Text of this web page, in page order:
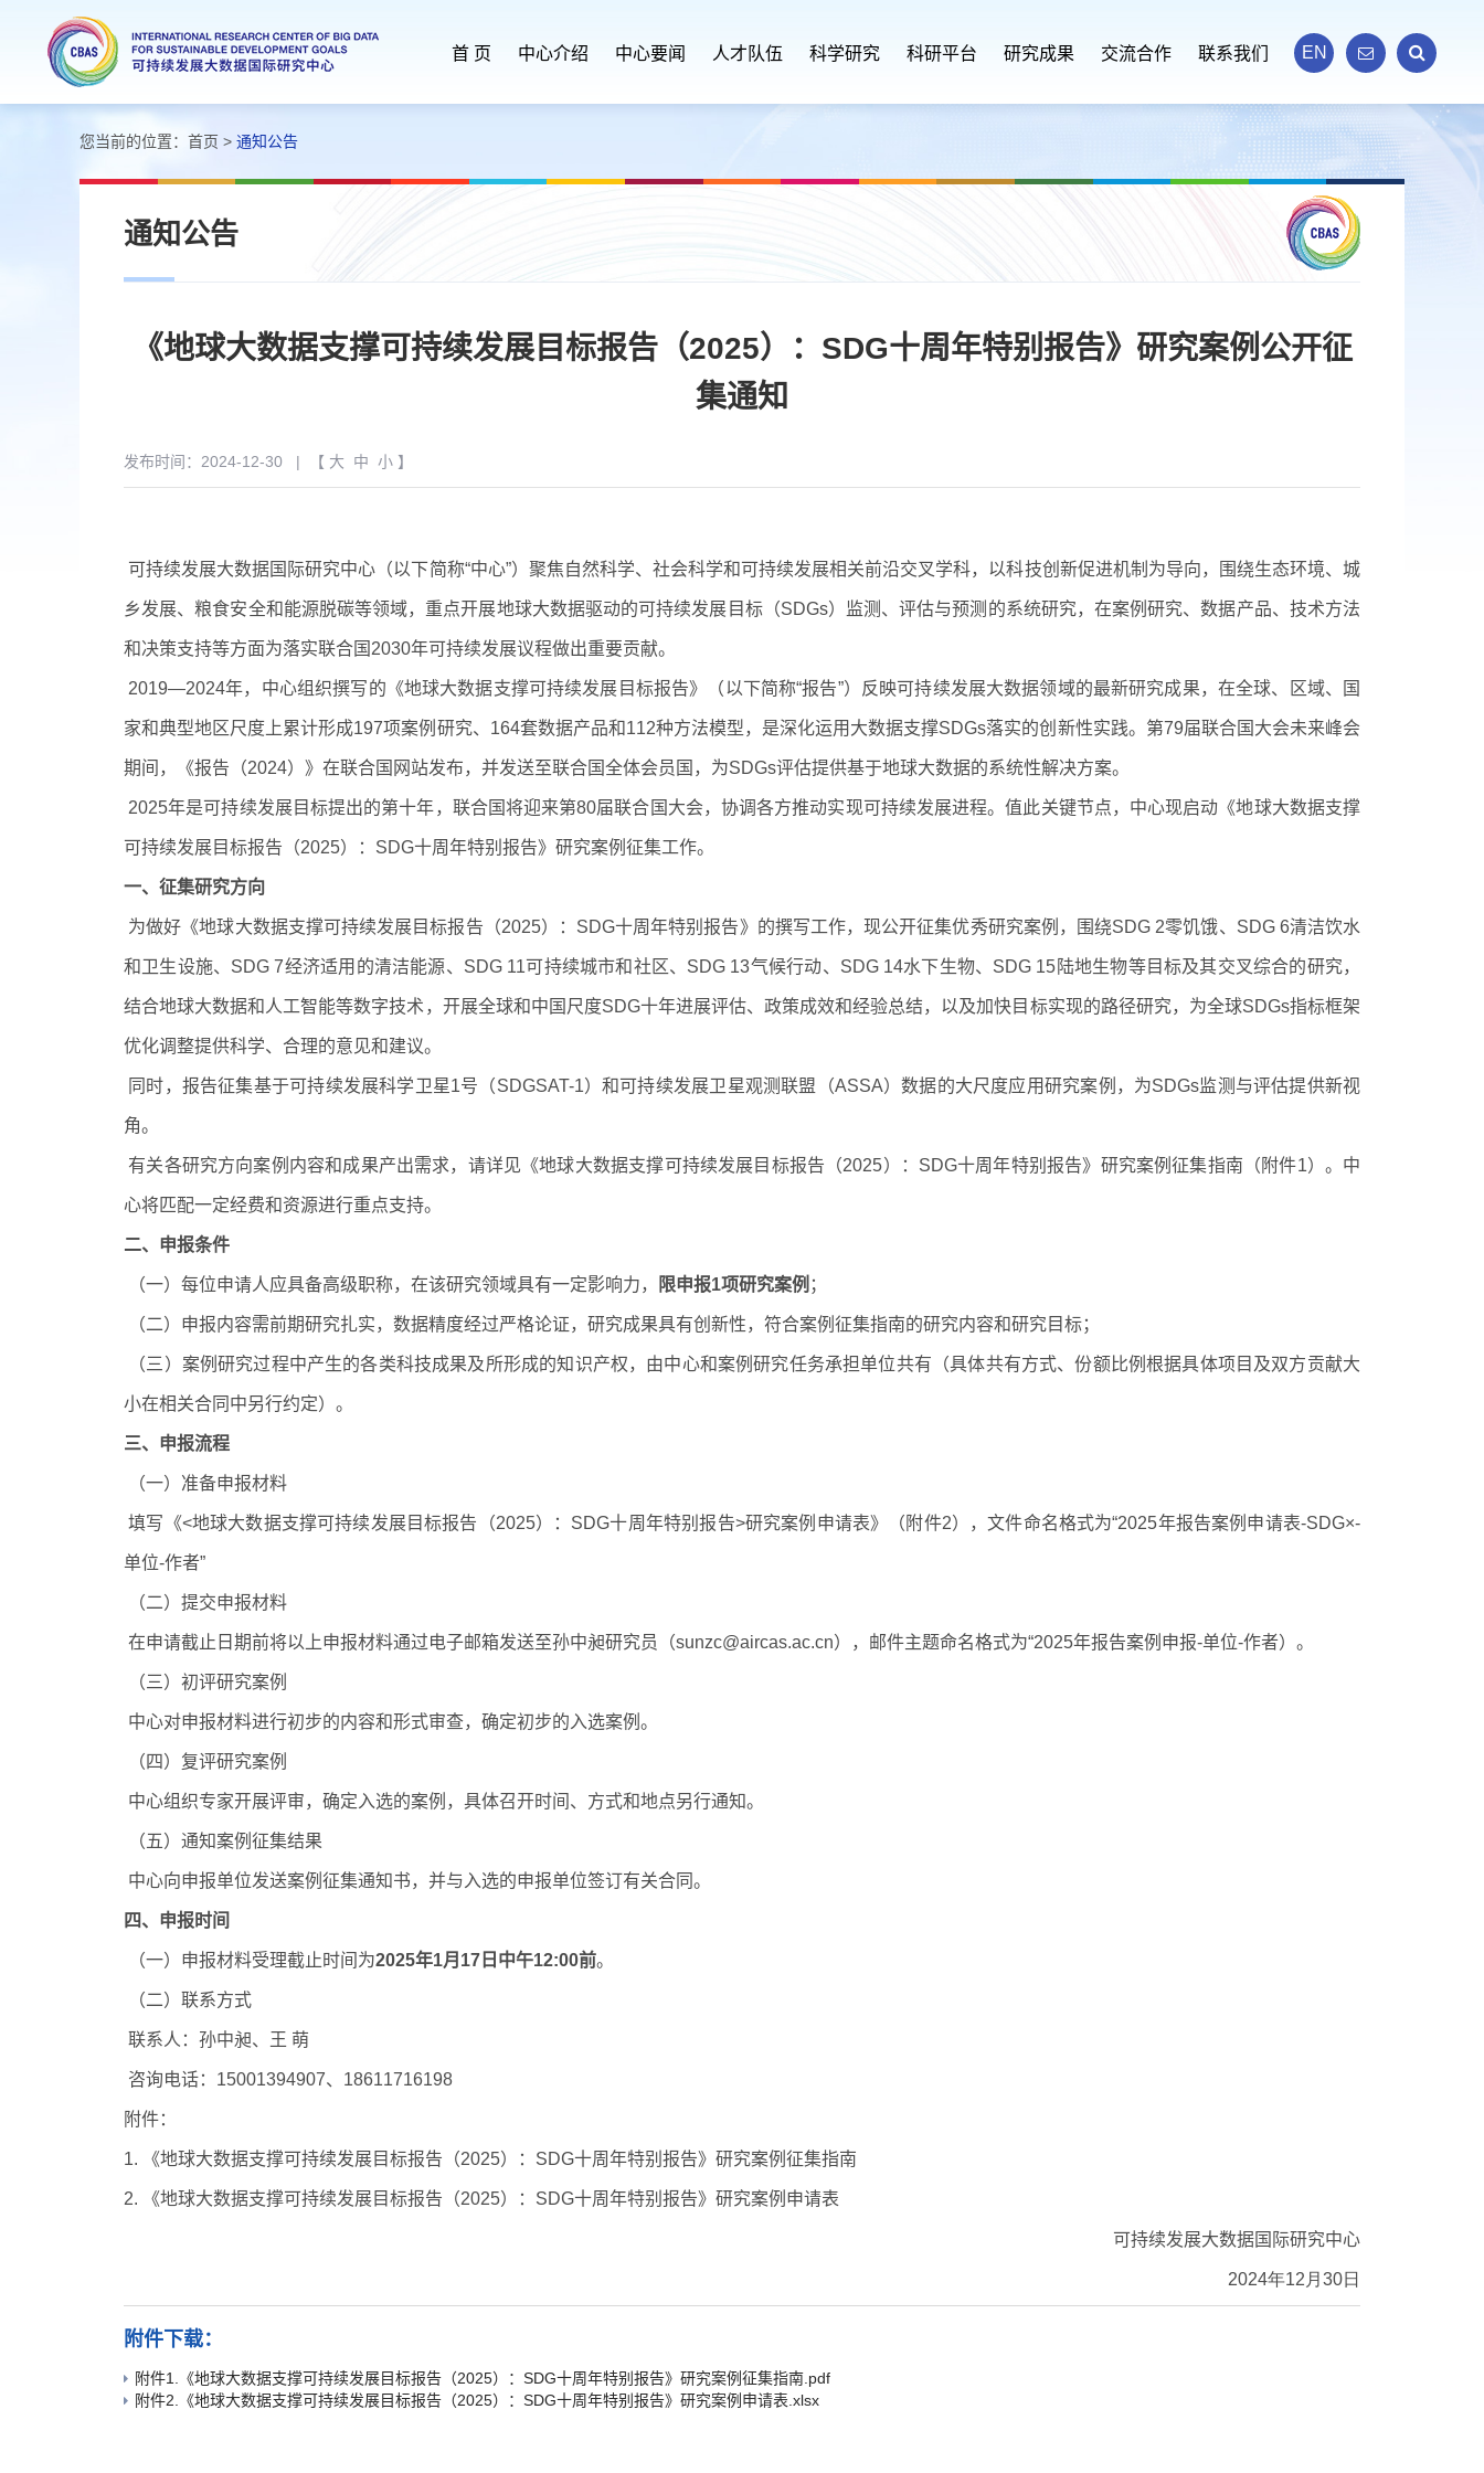
首 页 中心介绍 中心要闻 人才队伍 科学研究 科研平台 研究成果 交流合作 联系我们 EN
您当前的位置： 首页 > 通知公告
通知公告
《地球大数据支撑可持续发展目标报告（2025）：SDG十周年特别报告》研究案例公开征
集通知
发布时间：2024-12-30 | 【 大 中 小 】
可持续发展大数据国际研究中心（以下简称“中心”）聚焦自然科学、社会科学和可持续发展相关前沿交叉学科，以科技创新促进机制为导向，围绕生态环境、城
乡发展、粮食安全和能源脱碳等领域，重点开展地球大数据驱动的可持续发展目标（SDGs）监测、评估与预测的系统研究，在案例研究、数据产品、技术方法
和决策支持等方面为落实联合国 2030年可持续发展议程做出重要贡献。
2019—2024年，中心组织撰写的《地球大数据支撑可持续发展目标报告》（以下简称“报告”）反映可持续发展大数据领域的最新研究成果，在全球、区域、国
家和典型地区尺度上累计形成197项案例研究、 164套数据产品和112种方法模型，是深化运用大数据支撑SDGs落实的创新性实践。第79届联合国大会未来峰会
期间，《报告（2024）》在联合国网站发布，并发送至联合国全体会员国，为SDGs评估提供基于地球大数据的系统性解决方案。
2025年是可持续发展目标提出的第十年，联合国将迎来第80届联合国大会，协调各方推动实现可持续发展进程。值此关键节点，中心现启动《地球大数据支撑
可持续发展目标报告（2025）： SDG十周年特别报告》研究案例征集工作。
一、征集研究方向
为做好《地球大数据支撑可持续发展目标报告（2025）： SDG十周年特别报告》的撰写工作，现公开征集优秀研究案例，围绕SDG 2零饥饿、 SDG 6清洁饮水
和卫生设施、 SDG 7经济适用的清洁能源、 SDG 11可持续城市和社区、 SDG 13气候行动、 SDG 14水下生物、 SDG 15陆地生物等目标及其交叉综合的研究，
结合地球大数据和人工智能等数字技术，开展全球和中国尺度SDG十年进展评估、政策成效和经验总结，以及加快目标实现的路径研究，为全球SDGs指标框架
优化调整提供科学、合理的意见和建议。
同时，报告征集基于可持续发展科学卫星1号（SDGSAT-1）和可持续发展卫星观测联盟（ASSA）数据的大尺度应用研究案例，为SDGs监测与评估提供新视
角。
有关各研究方向案例内容和成果产出需求，请详见《地球大数据支撑可持续发展目标报告（2025）： SDG十周年特别报告》研究案例征集指南（附件1）。中
心将匹配一定经费和资源进行重点支持。
二、申报条件
（一）每位申请人应具备高级职称，在该研究领域具有一定影响力， 限申报1项研究案例 ；
（二） 申报内容需前期研究扎实，数据精度经过严格论证，研究成果具有创新性，符合案例征集指南的研究内容和研究目标；
（三）案例研究过程中产生的各类科技成果及所形成的知识产权，由中心和案例研究任务承担单位共有（具体共有方式、份额比例根据具体项目及双方贡献大
小在相关合同中另行约定）。
三、申报流程
（一）准备申报材料
填写《<地球大数据支撑可持续发展目标报告（2025）： SDG十周年特别报告>研究案例申请表》（附件2），文件命名格式为“2025年报告案例申请表-SDG×-
单位-作者”
（二）提交申报材料
在申请截止日期前将以上申报材料通过电子邮箱发送至孙中昶研究员（sunzc@aircas.ac.cn），邮件主题命名格式为“2025年报告案例申报-单位-作者）。
（三）初评研究案例
中心对申报材料进行初步的内容和形式审查，确定初步的入选案例。
（四）复评研究案例
中心组织专家开展评审，确定入选的案例，具体召开时间、方式和地点另行通知。
（五）通知案例征集结果
中心向申报单位发送案例征集通知书，并与入选的申报单位签订有关合同。
四、申报时间
（一）申报材料受理截止时间为2025年1月 17 日中午12:00前。
（二）联系方式
联系人：孙中昶、王 萌
咨询电话： 15001394907、 18611716198
附件：
1. 《地球大数据支撑可持续发展目标报告（2025）： SDG十周年特别报告》研究案例征集指南
2. 《地球大数据支撑可持续发展目标报告（2025）： SDG十周年特别报告》研究案例申请表
可持续发展大数据国际研究中心
2024年12 月 30日
附件下载：
附件1.《地球大数据支撑可持续发展目标报告（2025）：SDG十周年特别报告》研究案例征集指南.pdf
附件2.《地球大数据支撑可持续发展目标报告（2025）：SDG十周年特别报告》研究案例申请表.xlsx